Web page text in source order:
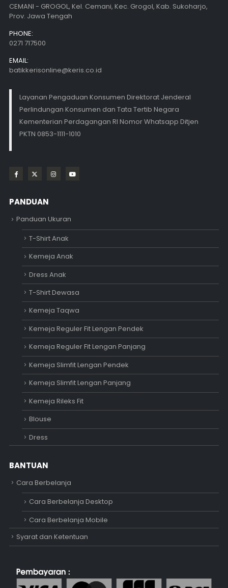
CEMANI - GROGOL, Kel. Cemani, Kec. Grogol, Kab. Sukoharjo,
Prov. Jawa Tengah
PHONE:
0271 717500
EMAIL:
batikkerisonline@keris.co.id
Layanan Pengaduan Konsumen Direktorat Jenderal
Perlindungan Konsumen dan Tata Tertib Negara
Kementerian Perdagangan RI Nomor Whatsapp Ditjen
PKTN 0853-1111-1010
PANDUAN
Panduan Ukuran
T-Shirt Anak
Kemeja Anak
Dress Anak
T-Shirt Dewasa
Kemeja Taqwa
Kemeja Reguler Fit Lengan Pendek
Kemeja Reguler Fit Lengan Panjang
Kemeja Slimfit Lengan Pendek
Kemeja Slimfit Lengan Panjang
Kemeja Rileks Fit
Blouse
Dress
BANTUAN
Cara Berbelanja
Cara Berbelanja Desktop
Cara Berbelanja Mobile
Syarat dan Ketentuan